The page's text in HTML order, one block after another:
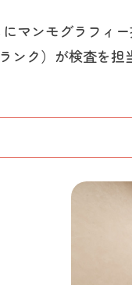
マンモグラフィ
ンク）が検査を担